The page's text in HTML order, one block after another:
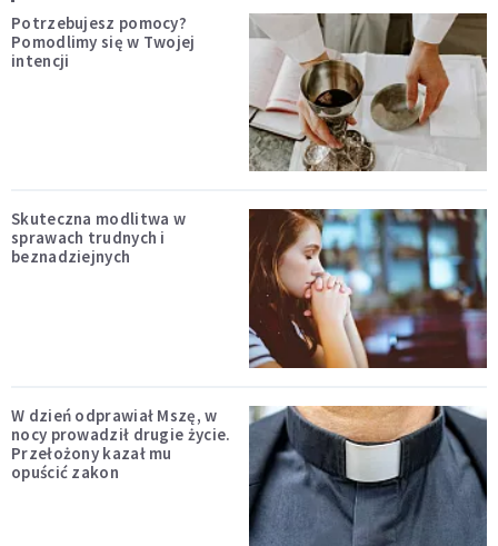
Potrzebujesz pomocy?
Pomodlimy się w Twojej
intencji
Skuteczna modlitwa w
sprawach trudnych i
beznadziejnych
W dzień odprawiał Mszę, w
nocy prowadził drugie życie.
Przełożony kazał mu
opuścić zakon